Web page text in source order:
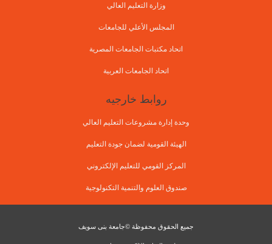
وزارة التعليم العالي
المجلس الأعلي للجامعات
اتحاد مكتبات الجامعات المصرية
اتحاد الجامعات العربية
روابط خارجيه
وحدة إدارة مشروعات التعليم العالي
الهيئة القومية لضمان جودة التعليم
المركز القومي للتعليم الإلكتروني
صندوق العلوم والتنمية التكنولوجية
جميع الحقوق محفوظة ©جامعة بنى سويف